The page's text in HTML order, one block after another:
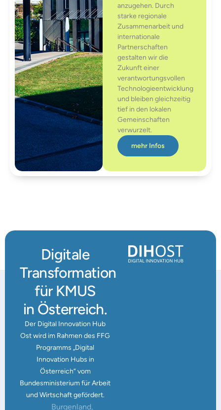
anzugehen. Durch
starke regionale
Zusammenarbeit und
internationale
Partnerschaften
gestalten wir die
Zukunft einer
verantwortungsvollen
Technologieentwicklung
und bleiben gleichzeitig
tief in den lokalen
Gemeinschaften
verwurzelt.
mehr Infos
Digitale
Transformation
für KMUS
in Österreich.
Der Digital Innovation Hub
Ost wird im Rahmen des FFG
Programms „Digital
Innovation Hubs in
Österreich“ vom
Bundesministerium für Arbeit
und Wirtschaft gefördert.
Burgenland,